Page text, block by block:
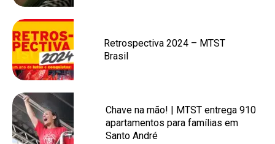
Retrospectiva 2024 – MTST
Brasil
Chave na mão! | MTST entrega 910
apartamentos para famílias em
Santo André